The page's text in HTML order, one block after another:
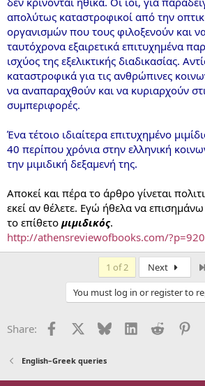
απολύτως καταστροφικοί από την
οργανισμών που τους φιλοξενούν και
ταυτόχρονα εξαιρετικά επιτυχημένα
ισχύος της εξελικτικής διαδικασίας.
καταστροφικά για τις ανθρώπινες
να αναπαραχθούν και να κυριαρχούν
συμπεριφορές.
Ένα τέτοιο ιδιαίτερα επιτυχημένο
40 περίπου χρόνια στην ελληνική
την μιμιδική δεξαμενή της.
Αποκεί και πέρα το άρθρο γίνεται
εκεί αν θέλετε. Εγώ ήθελα να
το επίθετο μιμιδικός.
http://athensreviewofbooks.com/?p=920
1 of 2 Next
You must log in or register to
Share: Facebook Bluesky LinkedInReddit
English–Greek queries